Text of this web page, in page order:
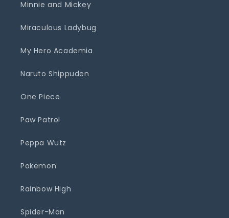
Minnie and Mickey
Miraculous Ladybug
My Hero Academia
Naruto Shippuden
One Piece
Paw Patrol
Peppa Wutz
Pokemon
Rainbow High
Spider-Man